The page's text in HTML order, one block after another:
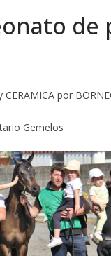
de
CERAMICA por
Gemelos